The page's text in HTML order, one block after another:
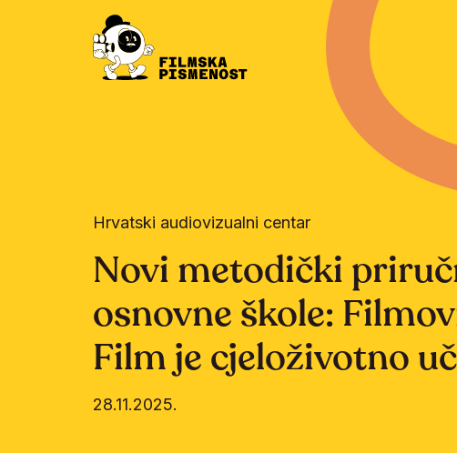
Hrvatski audiovizualni centar
Novi metodički
osnovne škole:
Film je cjeloživotno
28.11.2025.